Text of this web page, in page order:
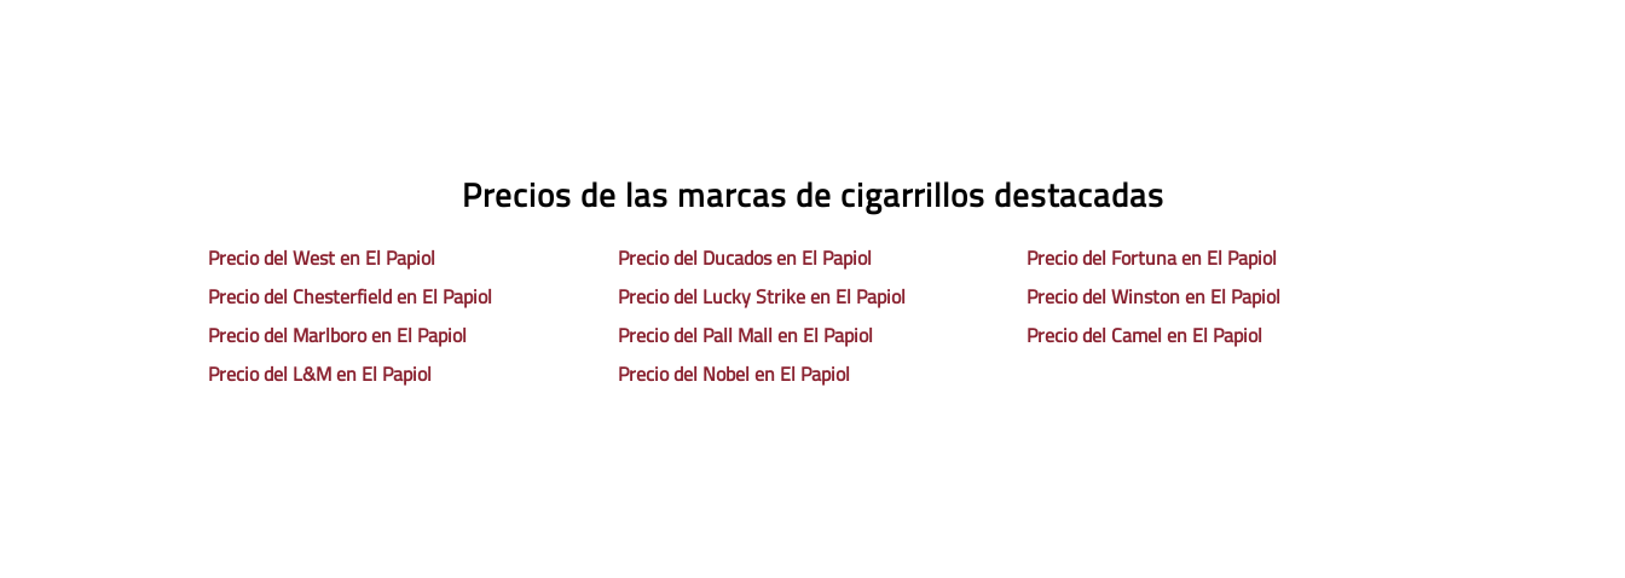
Precios de las marcas de cigarrillos destacadas
Precio del West en El Papiol
Precio del Chesterfield en El Papiol
Precio del Marlboro en El Papiol
Precio del L&M en El Papiol
Precio del Ducados en El Papiol
Precio del Lucky Strike en El Papiol
Precio del Pall Mall en El Papiol
Precio del Nobel en El Papiol
Precio del Fortuna en El Papiol
Precio del Winston en El Papiol
Precio del Camel en El Papiol